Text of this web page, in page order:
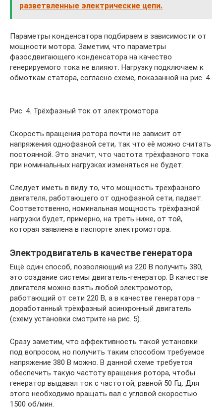
разветвленные электрические цепи.
Параметры конденсатора подбираем в зависимости от
мощности мотора. Заметим, что параметры
фазосдвигающего конденсатора на качество
генерируемого тока не влияют. Нагрузку подключаем к
обмоткам статора, согласно схеме, показанной на рис. 4.
Рис. 4. Трёхфазный ток от электромотора
Скорость вращения ротора почти не зависит от
напряжения однофазной сети, так что её можно считать
постоянной. Это значит, что частота трёхфазного тока
при номинальных нагрузках изменяться не будет.
Следует иметь в виду то, что мощность трёхфазного
двигателя, работающего от однофазной сети, падает.
Соответственно, номинальная мощность трёхфазной
нагрузки будет, примерно, на треть ниже, от той,
которая заявлена в паспорте электромотора.
Электродвигатель в качестве генератора
Ещё один способ, позволяющий из 220 В получить 380,
это создание системы двигатель-генератор. В качестве
двигателя можно взять любой электромотор,
работающий от сети 220 В, а в качестве генератора –
доработанный трёхфазный асинхронный двигатель
(схему установки смотрите на рис. 5).
Сразу заметим, что эффективность такой установки
под вопросом, но получить таким способом требуемое
напряжение 380 В можно. В данной схеме требуется
обеспечить такую частоту вращения ротора, чтобы
генератор выдавал ток с частотой, равной 50 Гц. Для
этого необходимо вращать вал с угловой скоростью
1500 об/мин.